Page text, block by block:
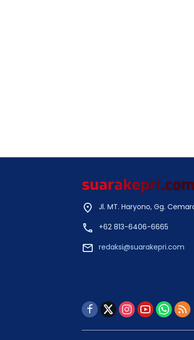
Jl. MT. Haryono, Gg.
+62 813-6406-6665
redaksi@suarakepri.com